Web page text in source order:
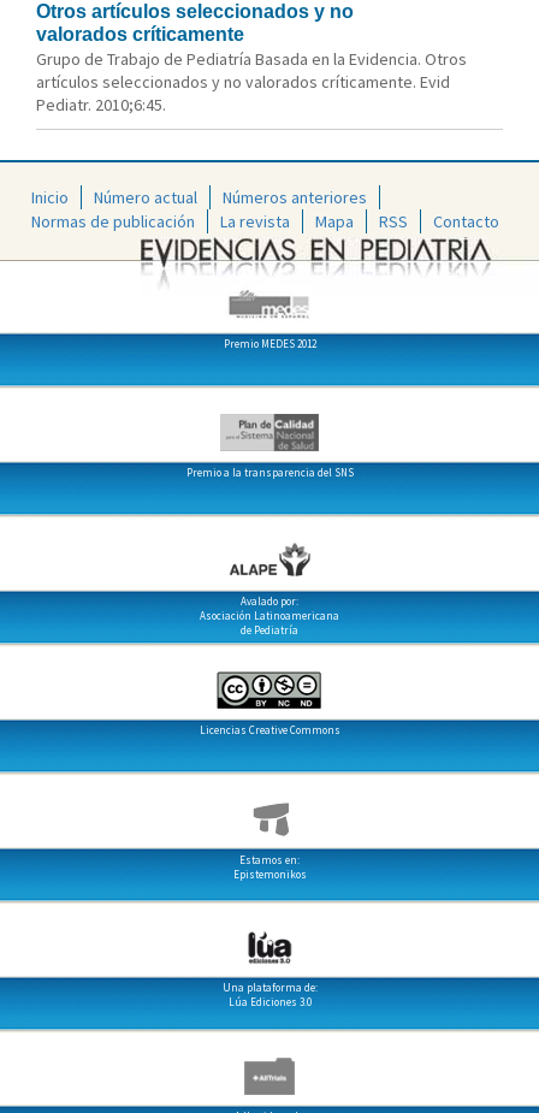
Otros artículos seleccionados y no
valorados críticamente
Grupo de Trabajo de Pediatría Basada en la Evidencia. Otros
artículos seleccionados y no valorados críticamente. Evid
Pediatr. 2010;6:45.
Inicio Número actual
Números anteriores
Normas de publicación
La revista Mapa RSS Contacto
Premio MEDES 2012
Premio a la transparencia del SNS
Avalado por:
Asociación Latinoamericana
de Pediatría
Licencias Creative Commons
Estamos en:
Epistemonikos
Una plataforma de:
Lúa Ediciones 3.0